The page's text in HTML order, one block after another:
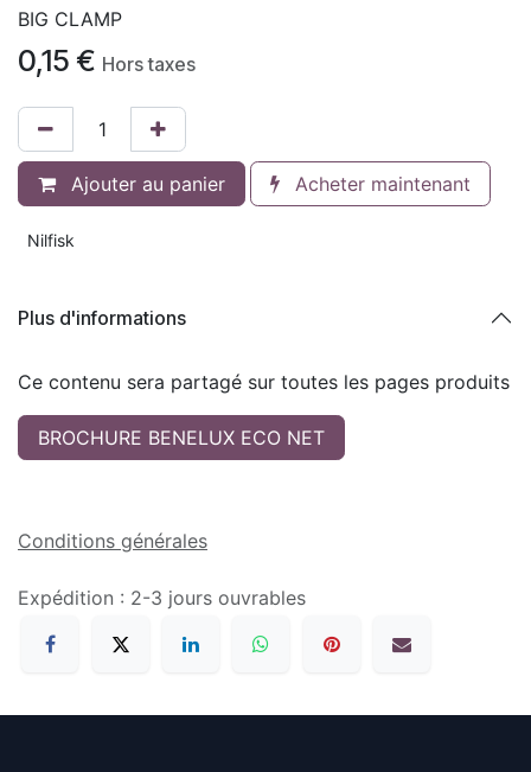
BIG CLAMP
0,15 € Hors taxes
Ajouter au panier Acheter maintenant
Nilfisk
Plus d'informations
Ce contenu sera partagé sur toutes les pages produits
BROCHURE BENELUX ECO NET
Conditions générales
Expédition : 2-3 jours ouvrables